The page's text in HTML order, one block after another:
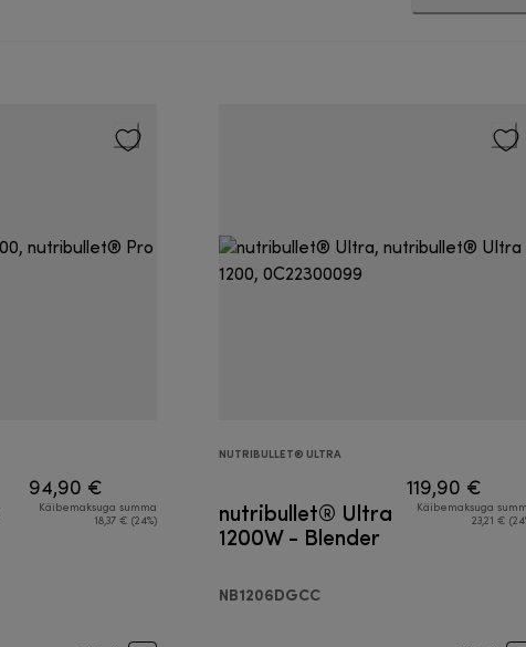
94,90 €
Käibemaksuga summa
18,37 € (24%)
NUTRIBULLET® ULTRA
nutribullet® Ultra
1200W - Blender
NB1206DGCC
119,90 €
Käibemaksuga
23,21 €